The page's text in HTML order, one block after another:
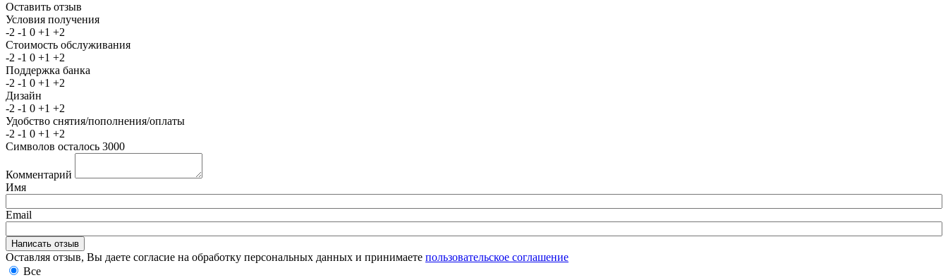
Оставить отзыв
Условия получения
-2 -1 0 +1 +2
Стоимость обслуживания
-2 -1 0 +1 +2
Поддержка банка
-2 -1 0 +1 +2
Дизайн
-2 -1 0 +1 +2
Удобство снятия/пополнения/оплаты
-2 -1 0 +1 +2
Символов осталось 3000
Комментарий
Имя
Email
Оставляя отзыв, Вы даете согласие на обработку персональных данных и принимаете пользовательское соглашение
Все